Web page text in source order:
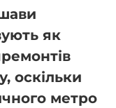
як
оскільки
метро